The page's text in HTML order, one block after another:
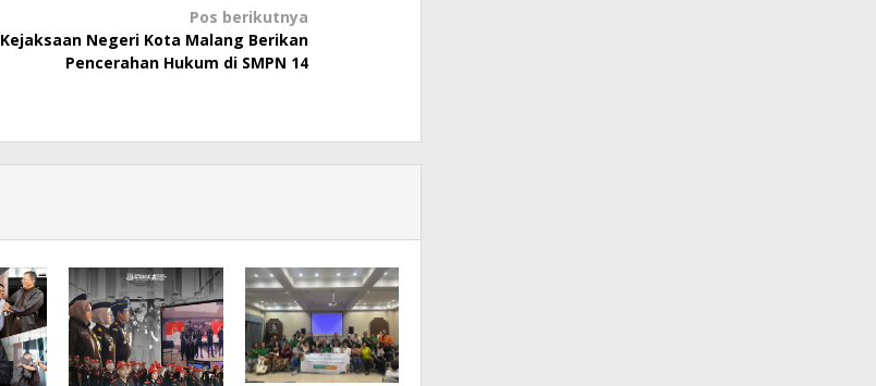
Pos berikutnya
Kejaksaan Negeri Kota Malang Berikan
Pencerahan Hukum di SMPN 14